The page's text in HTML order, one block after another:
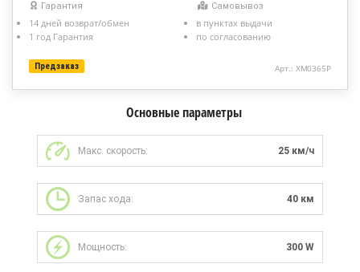
Арт.: XM0365P
Предзаказ
Гарантия
14 дней возврат/обмен
1 год Гарантия
Самовывоз
в пунктах выдачи
по согласованию
Основные параметры
Макс. скорость: 25 км/ч
Запас хода: 40 км
Мощность: 300 W